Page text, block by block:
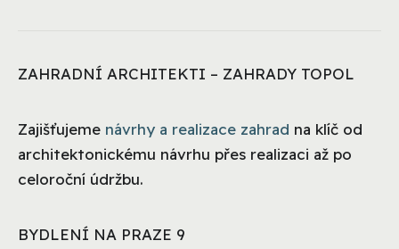
ZAHRADNÍ ARCHITEKTI – ZAHRADY TOPOL
Zajišťujeme návrhy a realizace zahrad na klíč od
architektonickému návrhu přes realizaci až po
celoroční údržbu.
BYDLENÍ NA PRAZE 9